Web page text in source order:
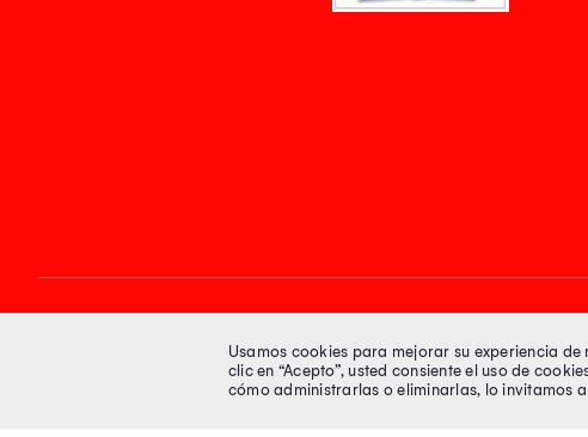
Síguenos enUsamos cookies para mejorar su experiencia
clic en “Acepto”, usted consiente el uso de
cómo administrarlas o eliminarlas, lo invitamos